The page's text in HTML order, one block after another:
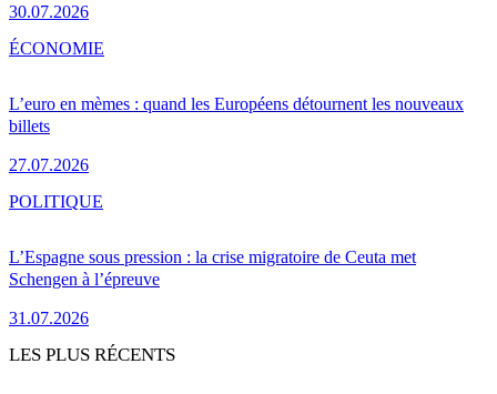
30.07.2026
L’euro en mèmes : quand les Européens détournent les nouveaux
billets
27.07.2026
ÉCONOMIE
L’Espagne sous pression : la crise migratoire de Ceuta met
Schengen à l’épreuve
31.07.2026
POLITIQUE
LES PLUS RÉCENTS